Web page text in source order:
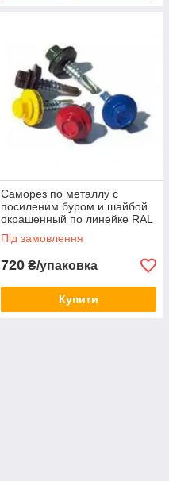
Саморез по металлу с
посиленим буром и шайбой
окрашенный по линейке RAL
5,5х32 250шт\уп.
Під замовлення
720 ₴/упаковка
Купити